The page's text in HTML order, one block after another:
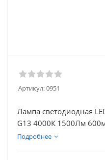
Артикул:0951
Лампа светодиодная
G13 4000К 1500Лм
Подробнее